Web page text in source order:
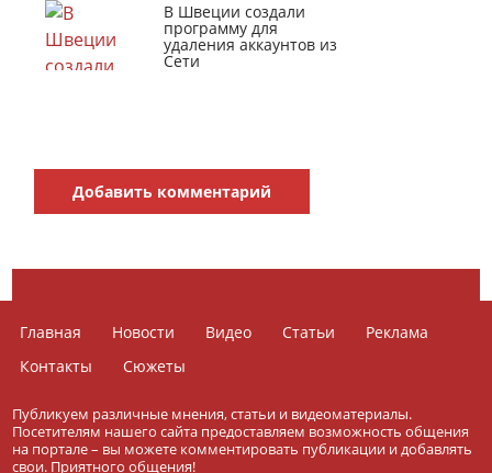
В Швеции создали
программу для
удаления аккаунтов из
Сети
Добавить комментарий
Главная Новости Видео Статьи
Реклама
Контакты
Сюжеты
Публикуем различные мнения, статьи и видеоматериалы.
Посетителям нашего сайта предоставляем возможность общения
на портале – вы можете комментировать публикации и добавлять
свои. Приятного общения!